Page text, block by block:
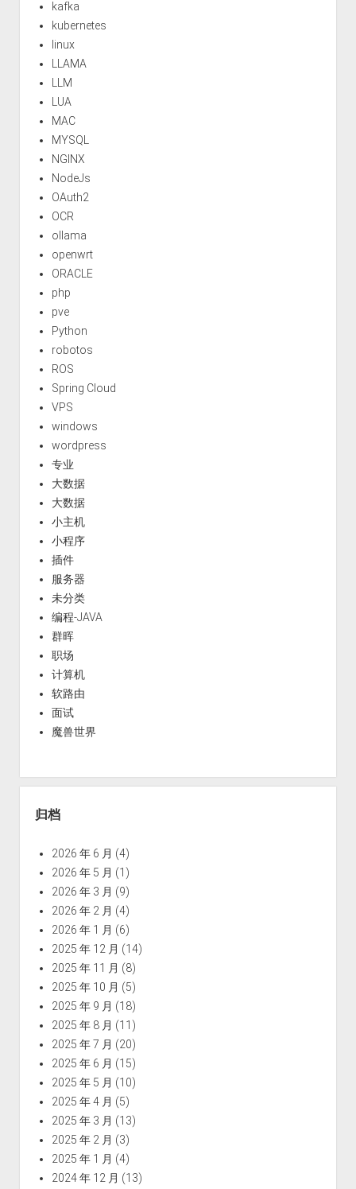
kafka
kubernetes
linux
LLAMA
LLM
LUA
MAC
MYSQL
NGINX
NodeJs
OAuth2
OCR
ollama
openwrt
ORACLE
php
pve
Python
robotos
ROS
Spring Cloud
VPS
windows
wordpress
专业
大数据
大数据
小主机
小程序
插件
服务器
未分类
编程-JAVA
群晖
职场
计算机
软路由
面试
魔兽世界
归档
2026 年 6 月 (4)
2026 年 5 月 (1)
2026 年 3 月 (9)
2026 年 2 月 (4)
2026 年 1 月 (6)
2025 年 12 月 (14)
2025 年 11 月 (8)
2025 年 10 月 (5)
2025 年 9 月 (18)
2025 年 8 月 (11)
2025 年 7 月 (20)
2025 年 6 月 (15)
2025 年 5 月 (10)
2025 年 4 月 (5)
2025 年 3 月 (13)
2025 年 2 月 (3)
2025 年 1 月 (4)
2024 年 12 月 (13)